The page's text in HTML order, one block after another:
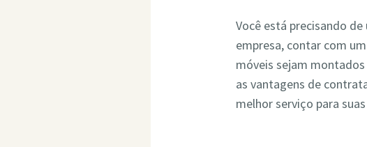
Você está precisando de
empresa, contar com
móveis sejam
as vantagens de
melhor serviço para